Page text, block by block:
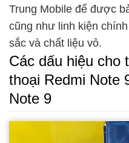
Trung Mobile để được
cũng như linh kiện
sắc và chất liệu vỏ.
Các dấu hiệu cho
thoại Redmi Note
Note 9